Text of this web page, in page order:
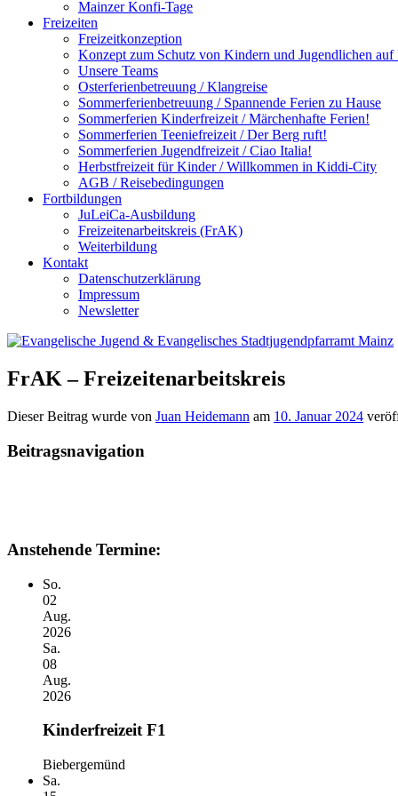
Mainzer Konfi-Tage
Freizeiten
Freizeitkonzeption
Konzept zum Schutz von Kindern und Jugendlichen auf
Unsere Teams
Osterferienbetreuung / Klangreise
Sommerferienbetreuung / Spannende Ferien zu Hause
Sommerferien Kinderfreizeit / Märchenhafte Ferien!
Sommerferien Teeniefreizeit / Der Berg ruft!
Sommerferien Jugendfreizeit / Ciao Italia!
Herbstfreizeit für Kinder / Willkommen in Kiddi-City
AGB / Reisebedingungen
Fortbildungen
JuLeiCa-Ausbildung
Freizeitenarbeitskreis (FrAK)
Weiterbildung
Kontakt
Datenschutzerklärung
Impressum
Newsletter
FrAK – Freizeitenarbeitskreis
Dieser Beitrag wurde von Juan Heidemann am 10. Januar 2024
Beitragsnavigation
Anstehende Termine:
So.
02
Aug.
2026
Sa.
08
Aug.
2026
Kinderfreizeit F1
Biebergemünd
Sa.